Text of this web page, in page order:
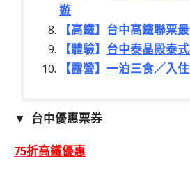
遊
【高鐵】 台中高鐵聯票
【體驗】 台中泰晶殿泰
【露營】 一泊三食／入
▼ 台中優惠票券
75折高鐵優惠